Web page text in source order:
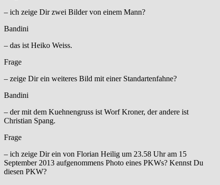
– ich zeige Dir zwei Bilder von einem Mann?
Bandini
– das ist Heiko Weiss.
Frage
– zeige Dir ein weiteres Bild mit einer Standartenfahne?
Bandini
– der mit dem Kuehnengruss ist Worf Kroner, der andere ist
Christian Spang.
Frage
– ich zeige Dir ein von Florian Heilig um 23.58 Uhr am 15
September 2013 aufgenommens Photo eines PKWs? Kennst Du
diesen PKW?